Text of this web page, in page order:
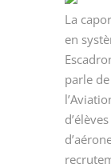
La
en
parle